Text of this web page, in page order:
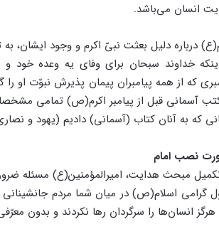
انسان می‌باشد.
درباره دلیل بعثت نبیّ اکرم و وجود ایشان،
خداوند سبحان برای وفای یه وعده
آسمانی قبل از پیامبر اکرم(ص) تمامی
که به آنان کتاب (آسمانی) دادیم (یهود و
نصب امام
مبحث هدایت، امیرالمؤمنین(ع) مسئله
گرامی اسلام(ص) در میان شما مردم جانشینانی
هرگز انسان‌ها را سرگردان رها نکردند و بدون